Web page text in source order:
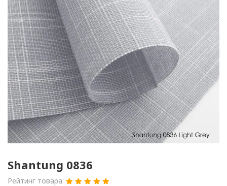
Shantung 0836
Рейтинг товара: